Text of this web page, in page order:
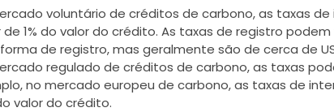
voluntário de créditos de carbono, as taxas
de 1% do valor do crédito. As taxas de registro
de registro, mas geralmente são de cerca de
regulado de créditos de carbono, as taxas
no mercado europeu de carbono, as taxas de
valor do crédito.